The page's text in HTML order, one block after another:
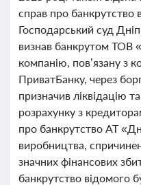
справ про банкрутство
Господарський суд
визнав банкрутом ТОВ
компанію, пов’язану з
ПриватБанку, через
призначив ліквідацію
розрахунку з
про банкрутство АТ
виробництва,
значних фінансових
банкрутство відомого